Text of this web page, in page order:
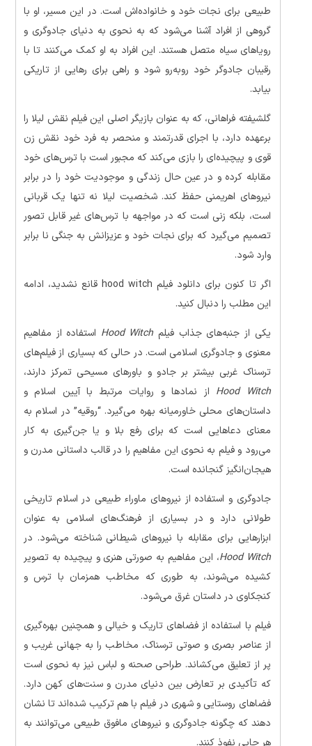
طبیعی برای نجات خود و خانواده‌اش است. در این مسیر، او با
گروهی از افراد آشنا می‌شود که به نحوی به دنیای جادوگری و
رویاهای سیاه متصل هستند. این افراد به او کمک می‌کنند تا با
رقیبان جادوگر خود روبه‌رو شود و راهی برای رهایی از تاریکی
بیابد.
گلشیفته فراهانی، که به عنوان بازیگر اصلی این فیلم نقش لیلا را
برعهده دارد، با اجرای قدرتمند و منحصر به فرد خود نقش زن
قوی و پیچیده‌ای را بازی می‌کند که مجبور است با ترس‌های خود
مقابله کرده و در عین حال زندگی و موجودیت خود را در برابر
نیروهای اهریمنی حفظ کند. شخصیت لیلا نه تنها یک قربانی
است، بلکه زنی است که در مواجهه با ترس‌های غیر قابل تصور
تصمیم می‌گیرد که برای نجات خود و عزیزانش به جنگی نا برابر
وارد شود.
اگر تا کنون برای دانلود فیلم hood witch قانع نشدید، ادامه
این مطلب را دنبال کنید.
یکی از جنبه‌های جذاب فیلم Hood Witch استفاده از مفاهیم
معنوی و جادوگری اسلامی است. در حالی که بسیاری از فیلم‌های
ترسناک غربی بیشتر بر جادو و باورهای مسیحی تمرکز دارند،
Hood Witch از نمادها و روایات مرتبط با آیین اسلام و
داستان‌های محلی خاورمیانه بهره می‌گیرد. “روقیه” در اسلام به
معنای دعاهایی است که برای رفع بلا و یا جن‌گیری به کار
می‌رود و فیلم به نحوی این مفاهیم را در قالب داستانی مدرن و
هیجان‌انگیز گنجانده است.
جادوگری و استفاده از نیروهای ماوراء طبیعی در اسلام تاریخی
طولانی دارد و در بسیاری از فرهنگ‌های اسلامی به عنوان
ابزارهایی برای مقابله با نیروهای شیطانی شناخته می‌شود. در
Hood Witch، این مفاهیم به صورتی هنری و پیچیده به تصویر
کشیده می‌شوند، به طوری که مخاطب همزمان با ترس و
کنجکاوی در داستان غرق می‌شود.
فیلم با استفاده از فضاهای تاریک و خیالی و همچنین بهره‌گیری
از عناصر بصری و صوتی ترسناک، مخاطب را به جهانی غریب و
پر از تعلیق می‌کشاند. طراحی صحنه و لباس نیز به نحوی است
که تأکیدی بر تعارض بین دنیای مدرن و سنت‌های کهن دارد.
فضاهای روستایی و شهری در فیلم با هم ترکیب شده‌اند تا نشان
دهند که چگونه جادوگری و نیروهای مافوق طبیعی می‌توانند به
هر جایی نفوذ کنند.